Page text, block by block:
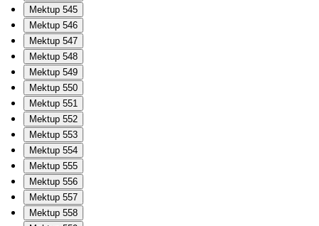
Mektup 545
Mektup 546
Mektup 547
Mektup 548
Mektup 549
Mektup 550
Mektup 551
Mektup 552
Mektup 553
Mektup 554
Mektup 555
Mektup 556
Mektup 557
Mektup 558